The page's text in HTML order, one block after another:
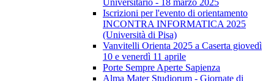
Universitario - 18 marzo 2025
Iscrizioni per l'evento di orientamento
INCONTRA INFORMATICA 2025
(Università di Pisa)
Vanvitelli Orienta 2025 a Caserta giovedì
10 e venerdì 11 aprile
Porte Sempre Aperte Sapienza
Alma Mater Studiorum - Giornate di